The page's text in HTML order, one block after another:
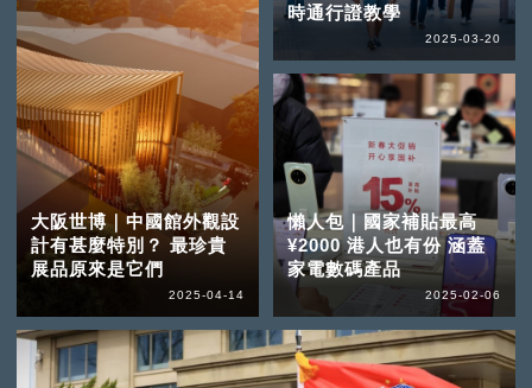
大阪世博｜中國館外觀設
計有甚麼特別？ 最珍貴
展品原來是它們
2025-04-14
時通行證教學
2025-03-20
懶人包｜國家補貼最高
¥2000 港人也有份 涵蓋
家電數碼產品
2025-02-06